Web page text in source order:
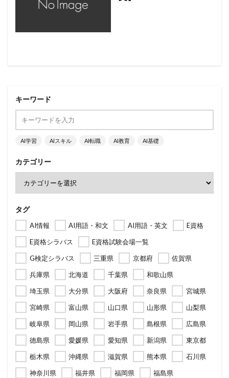
キーワード
AI学習 AIスキル AI転職 AI教育 AI基礎
カテゴリー
タグ
AI情報 AI用語・和文 AI用語・英文
E資格
E資格シラバス
E資格試験会場一覧
G検定シラバス
三重県 京都府
佐賀県
兵庫県
北海道 千葉県
和歌山県
埼玉県
大分県 大阪府 奈良県
宮城県
宮崎県
富山県 山口県 山形県
山梨県
岐阜県
岡山県 岩手県 島根県
広島県
徳島県
愛媛県 愛知県 新潟県
東京都
栃木県
沖縄県 滋賀県 熊本県
石川県
神奈川県
福井県 福岡県 福島県